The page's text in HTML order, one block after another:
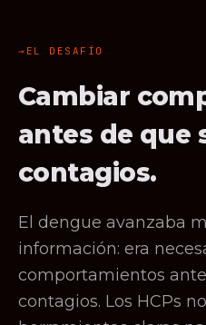
EL DESAFÍO
Cambiar
antes de que
contagios.
El dengue avanzaba
información: era
comportamientos
contagios. Los HCPs